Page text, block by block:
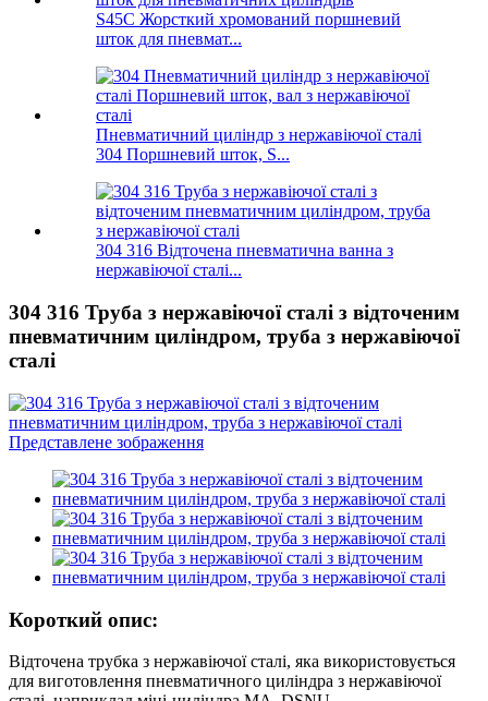
S45C Жорсткий хромований поршневий
шток для пневмат...
Пневматичний циліндр з нержавіючої сталі
304 Поршневий шток, S...
304 316 Відточена пневматична ванна з
нержавіючої сталі...
304 316 Труба з нержавіючої сталі з відточеним
пневматичним циліндром, труба з нержавіючої
сталі
Короткий опис:
Відточена трубка з нержавіючої сталі, яка використовується
для виготовлення пневматичного циліндра з нержавіючої